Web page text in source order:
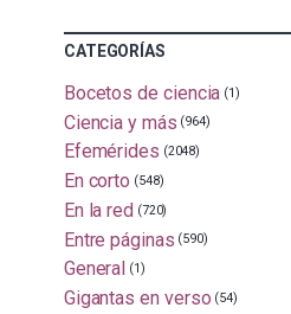
CATEGORÍAS
Bocetos de ciencia (1)
Ciencia y más (964)
Efemérides (2048)
En corto (548)
En la red (720)
Entre páginas (590)
General (1)
Gigantas en verso (54)